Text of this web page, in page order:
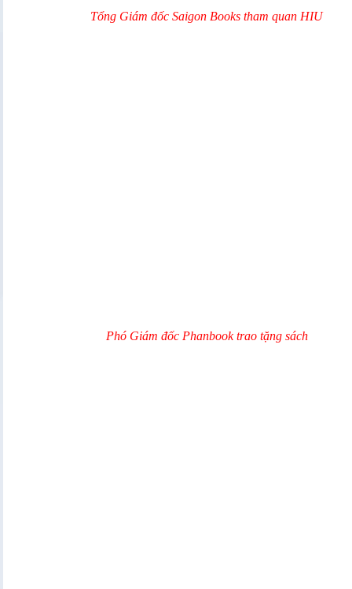
Tổng Giám đốc Saigon Books tham quan HIU
Phó Giám đốc Phanbook trao tặng sách